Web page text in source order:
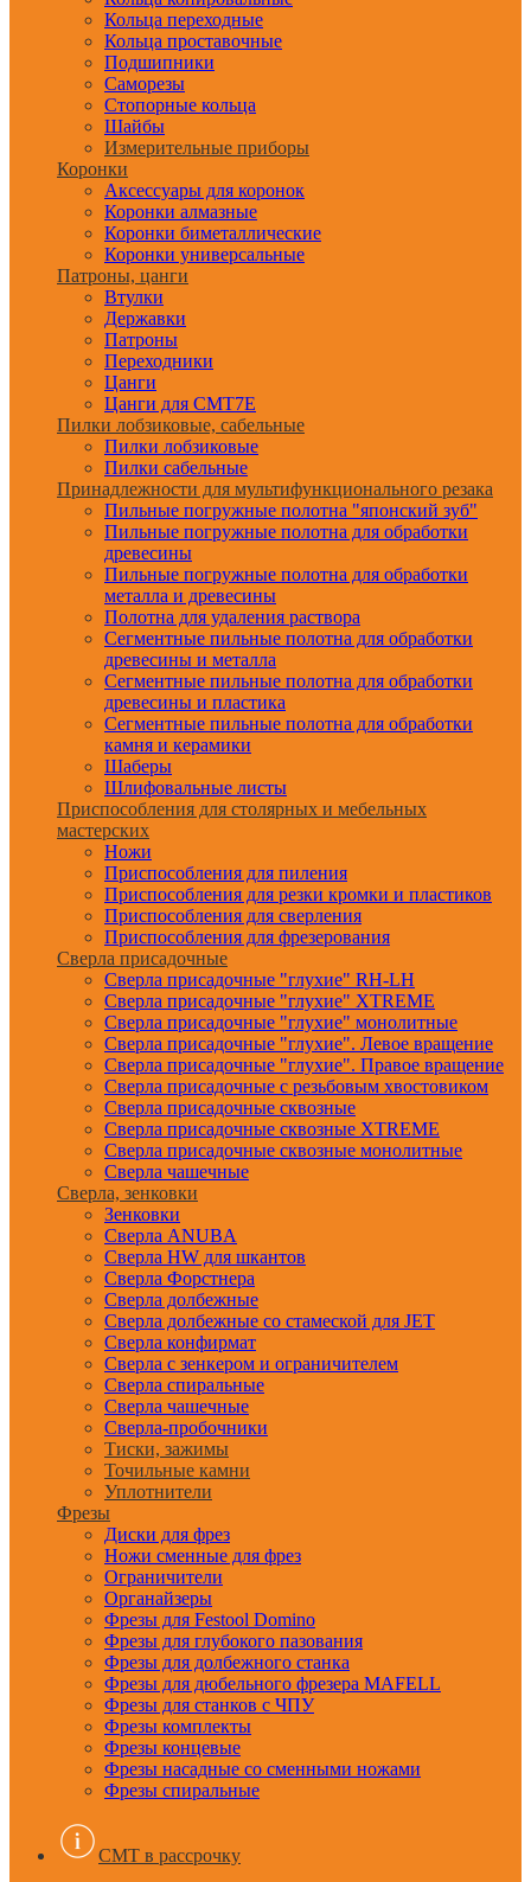
Кольца переходные
Кольца проставочные
Подшипники
Саморезы
Стопорные кольца
Шайбы
Измерительные приборы
Коронки
Аксессуары для коронок
Коронки алмазные
Коронки биметаллические
Коронки универсальные
Патроны, цанги
Втулки
Державки
Патроны
Переходники
Цанги
Цанги для CMT7E
Пилки лобзиковые, сабельные
Пилки лобзиковые
Пилки сабельные
Принадлежности для мультифункционального резака
Пильные погружные полотна "японский зуб"
Пильные погружные полотна для обработки
древесины
Пильные погружные полотна для обработки
металла и древесины
Полотна для удаления раствора
Сегментные пильные полотна для обработки
древесины и металла
Сегментные пильные полотна для обработки
древесины и пластика
Сегментные пильные полотна для обработки
камня и керамики
Шаберы
Шлифовальные листы
Приспособления для столярных и мебельных
мастерских
Ножи
Приспособления для пиления
Приспособления для резки кромки и пластиков
Приспособления для сверления
Приспособления для фрезерования
Сверла присадочные
Сверла присадочные "глухие" RH-LH
Сверла присадочные "глухие" XTREME
Сверла присадочные "глухие" монолитные
Сверла присадочные "глухие". Левое вращение
Сверла присадочные "глухие". Правое вращение
Сверла присадочные с резьбовым хвостовиком
Сверла присадочные сквозные
Сверла присадочные сквозные XTREME
Сверла присадочные сквозные монолитные
Сверла чашечные
Сверла, зенковки
Зенковки
Сверла ANUBA
Сверла HW для шкантов
Сверла Форстнера
Сверла долбежные
Сверла долбежные со стамеской для JET
Сверла конфирмат
Сверла с зенкером и ограничителем
Сверла спиральные
Сверла чашечные
Сверла-пробочники
Тиски, зажимы
Точильные камни
Уплотнители
Фрезы
Диски для фрез
Ножи сменные для фрез
Ограничители
Органайзеры
Фрезы для Festool Domino
Фрезы для глубокого пазования
Фрезы для долбежного станка
Фрезы для дюбельного фрезера MAFELL
Фрезы для станков с ЧПУ
Фрезы комплекты
Фрезы концевые
Фрезы насадные со сменными ножами
Фрезы спиральные
CMT в рассрочку